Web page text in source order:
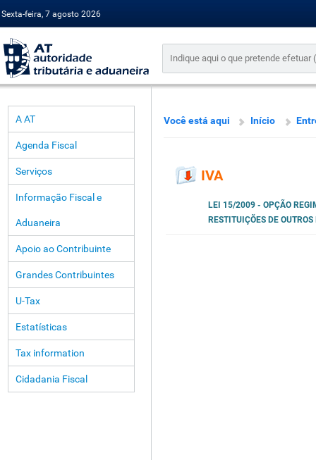
Sexta-feira, 7 agosto 2026
A AT
Agenda Fiscal
Serviços
Informação Fiscal e
Aduaneira
Apoio ao Contribuinte
Grandes Contribuintes
U-Tax
Estatísticas
Tax information
Cidadania Fiscal
Você está aqui Início
IVA
LEI 15/2009 - OPÇÃO
RESTITUIÇÕES DE